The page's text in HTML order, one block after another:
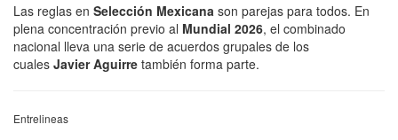
Las reglas en Selección Mexicana son parejas para todos. En
plena concentración previo al Mundial 2026, el combinado
nacional lleva una serie de acuerdos grupales de los
cuales Javier Aguirre también forma parte.
Entrelineas